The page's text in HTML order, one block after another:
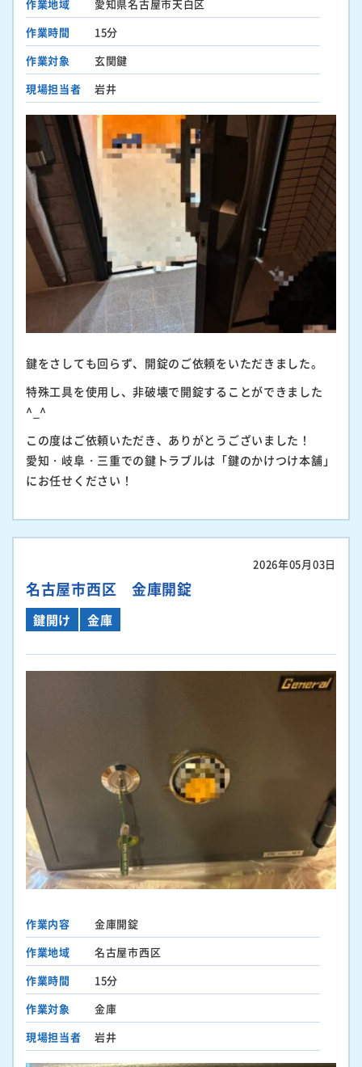
作業地域
愛知県名古屋市天白区
作業時間
15分
作業対象
玄関鍵
現場担当者
岩井
鍵をさしても回らず、開錠のご依頼をいただきました。
特殊工具を使用し、非破壊で開錠することができました
^_^
この度はご依頼いただき、ありがとうございました！
愛知・岐阜・三重での鍵トラブルは「鍵のかけつけ本舗」
にお任せください！
2026年05月03日
名古屋市西区 金庫開錠
鍵開け 金庫
作業内容
金庫開錠
作業地域
名古屋市西区
作業時間
15分
作業対象
金庫
現場担当者
岩井